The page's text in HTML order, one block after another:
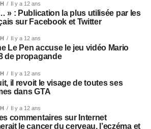
Il y a 12 ans
» : Publication la plus utilisée par les
sur Facebook et Twitter
Il y a 12 ans
Le Pen accuse le jeu vidéo Mario
de propagande
Il y a 12 ans
il revoit le visage de toutes ses
dans GTA
Il y a 12 ans
commentaires sur Internet
le cancer du cerveau, l’eczéma et